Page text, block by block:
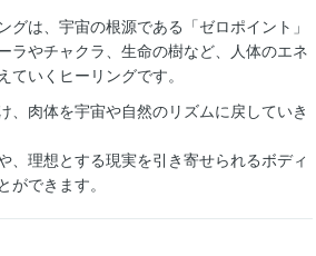
グは、宇宙の根源である「ゼロポイント」
ラやチャクラ、生命の樹など、人体のエネ
ていくヒーリングです。
、肉体を宇宙や自然のリズムに戻していき
、理想とする現実を引き寄せられるボディ
ができます。